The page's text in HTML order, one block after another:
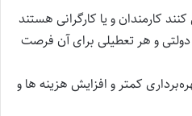
کارمندان و یا کارگرانی هستند
و هر تعطیلی برای آن فرصت
کمتر و افزایش هزینه ها و